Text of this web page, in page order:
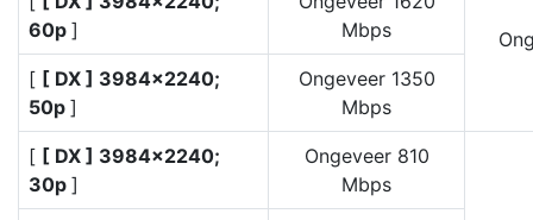
60p ]
Mbps
[ [ DX ] 3984×2240;
50p ]
Ongeveer 1350
Mbps
[ [ DX ] 3984×2240;
30p ]
Ongeveer 810
Mbps